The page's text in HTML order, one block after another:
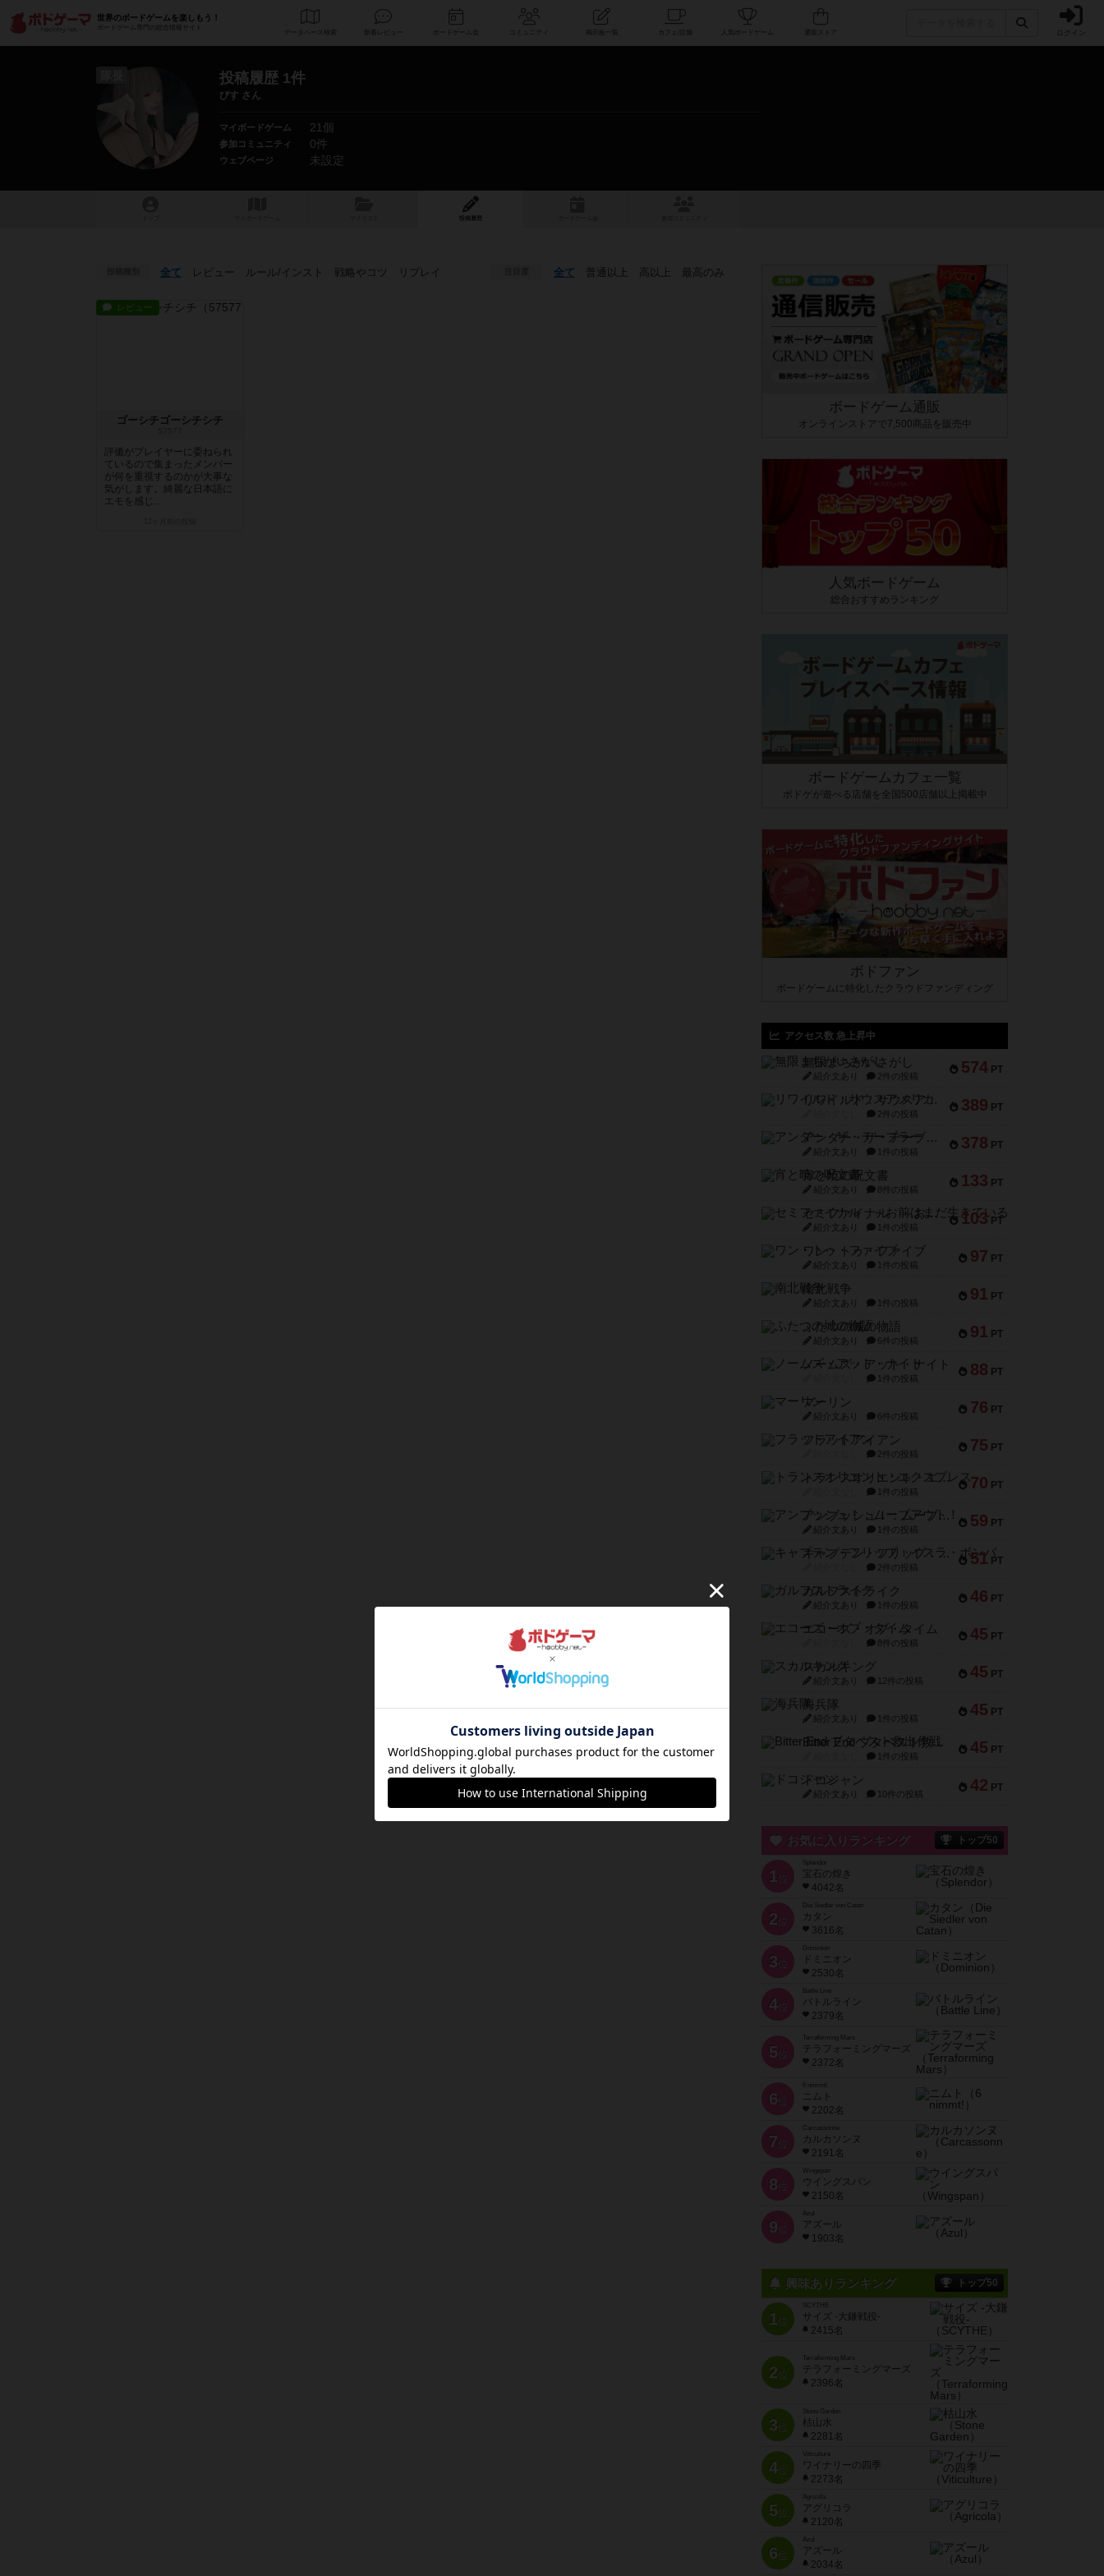
世界のボードゲームを楽しもう！
ボードゲーム専門の総合情報サイト
データベース コミュニティ 人気ボードゲーム ログイン
投稿履歴 1件
びす さん
マイボードゲーム 21個
参加コミュニティ 0件
ウェブページ 未設定
投稿履歴
全て レビュー ルール/インスト 戦略 やコツ リプレイ 全て 普通以上 高以上 最高のみ
レビュー
ゴーシチゴーシチシチ
評価がプレイヤーに委ねられ
ているので集まったメンバー
が何を重視するのかが大事な
気がします。綺麗な日本語に
エモを感じ...
ボードゲーム通販
オンラインストアで7,500商品を販売中
人気ボードゲーム
総合おすすめランキング
ボードゲームカフェ一覧
ボドゲが遊べる店舗を全国500店舗以上掲載中
ボドファン
ボードゲームに特化したクラウドファンディング
アクセス数 急上昇中
574 PT
無限まちがいさがし
紹介文あり 2件の投稿
389 PT
リワイルド：サウスアメリカ
2件の投稿
378 PT
アンダー・ザ・テーブラー
紹介文あり 1件の投稿
133 PT
宵と暁の呪文書
紹介文あり 8件の投稿
103 PT
セミファイナル ～お前はまだ生きている～
紹介文あり 1件の投稿
97 PT
ワン・トゥ・ファイブ
紹介文あり 1件の投稿
91 PT
南北戦争
紹介文あり 1件の投稿
91 PT
ふたつの城の物語
紹介文あり 6件の投稿
88 PT
ノームズ・アット・ナイト
1件の投稿
76 PT
マーリン
紹介文あり 6件の投稿
75 PT
フラットアイアン
2件の投稿
70 PT
トランスオリエント・エクスプレス
1件の投稿
59 PT
アンブッシュ！：ムーブアウト！
紹介文あり 1件の投稿
51 PT
キャプテン・フリップ：イスラ・ボンバ
2件の投稿
46 PT
ガルフストライク
紹介文あり 1件の投稿
45 PT
エコーズ・オブ・タイム
8件の投稿
45 PT
スカルキング
紹介文あり 12件の投稿
45 PT
海兵隊
紹介文あり 1件の投稿
45 PT
Bitter End ブタペスト救出作戦
1件の投稿
42 PT
ドコジャン
紹介文あり 10件の投稿
お気に入りランキング トップ50
1 位
宝石の煌き
4042名
2 位
Die Siedler von Catan
カタン
3616名
3 位
ドミニオン
2530名
4位
Battle Line
バトルライン
2379名
5 位
Terraforming Mars
テラフォーミングマーズ
2372名
6 位
ニムト
2202名
7 位
Carcassonne
カルカソンヌ
2191名
8 位
Wingspan
ウイングスパン
2150名
9 位
Azul
アズール
1903名
興味ありランキング トップ50
1位
SCYTHE
サイズ -大鎌戦役-
2415名
2位
Terraforming Mars
テラフォーミングマーズ
2396名
3位
Stone Garden
枯山水
2281名
4位
Viticulture
ワイナリーの四季
2273名
5位
Agricola
アグリコラ
2120名
6位
Azul
アズール
2034名